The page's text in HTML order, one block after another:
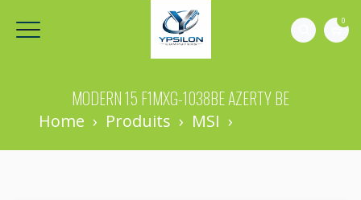
0
MODERN 15 F1MXG-1038BE AZERTY BE
Home › Produits › MSI ›